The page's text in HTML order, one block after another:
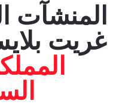
المنشآت
غريت